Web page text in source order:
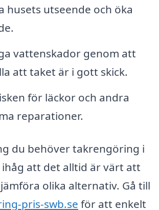
husets utseende och öka
vattenskador genom att
att taket är i gott skick.
för läckor och andra
reparationer.
du behöver takrengöring i
att det alltid är värt att
olika alternativ. Gå till
pris-swb.se för att enkelt